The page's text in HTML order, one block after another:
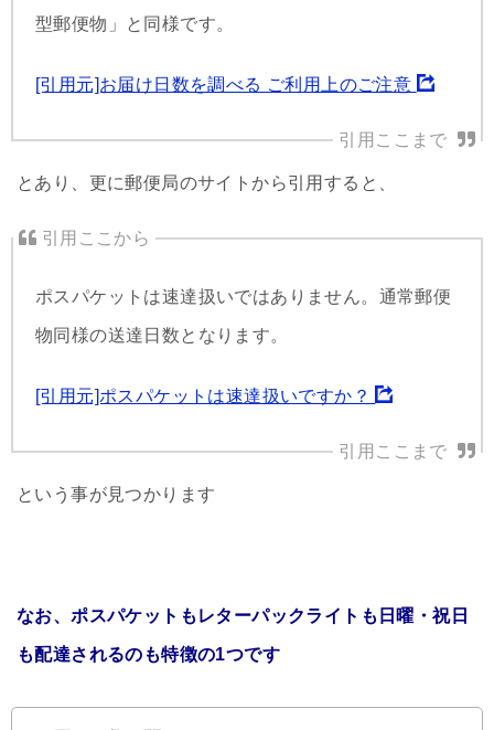
型郵便物」と同様です。
[引用元]お届け日数を調べる ご利用上のご注意
とあり、更に郵便局のサイトから引用すると、
ポスパケットは速達扱いではありません。通常郵便
物同様の送達日数となります。
[引用元]ポスパケットは速達扱いですか？
という事が見つかります
なお、ポスパケットもレターパックライトも日曜・祝日
も配達されるのも特徴の1つです